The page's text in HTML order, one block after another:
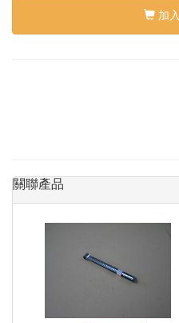
加
關聯產品